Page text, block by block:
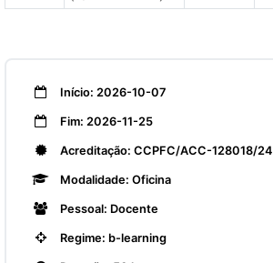
Início: 2026-10-07
Fim: 2026-11-25
Acreditação: CCPFC/ACC-128018/24
Modalidade: Oficina
Pessoal: Docente
Regime: b-learning